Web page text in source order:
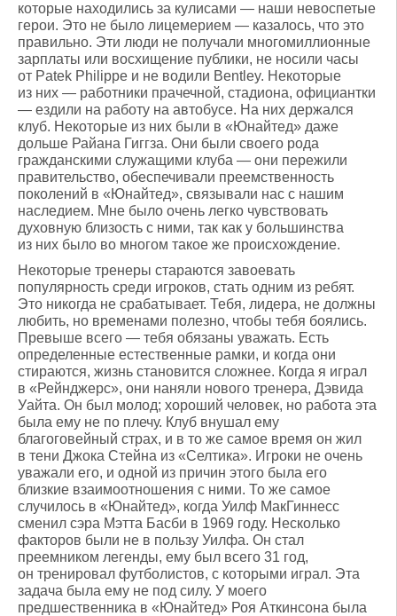
которые находились за кулисами — наши невоспетые
герои. Это не было лицемерием — казалось, что это
правильно. Эти люди не получали многомиллионные
зарплаты или восхищение публики, не носили часы
от Patek Philippe и не водили Bentley. Некоторые
из них — работники прачечной, стадиона, официантки
— ездили на работу на автобусе. На них держался
клуб. Некоторые из них были в «Юнайтед» даже
дольше Райана Гиггза. Они были своего рода
гражданскими служащими клуба — они пережили
правительство, обеспечивали преемственность
поколений в «Юнайтед», связывали нас с нашим
наследием. Мне было очень легко чувствовать
духовную близость с ними, так как у большинства
из них было во многом такое же происхождение.
Некоторые тренеры стараются завоевать
популярность среди игроков, стать одним из ребят.
Это никогда не срабатывает. Тебя, лидера, не должны
любить, но временами полезно, чтобы тебя боялись.
Превыше всего — тебя обязаны уважать. Есть
определенные естественные рамки, и когда они
стираются, жизнь становится сложнее. Когда я играл
в «Рейнджерс», они наняли нового тренера, Дэвида
Уайта. Он был молод; хороший человек, но работа эта
была ему не по плечу. Клуб внушал ему
благоговейный страх, и в то же самое время он жил
в тени Джока Стейна из «Селтика». Игроки не очень
уважали его, и одной из причин этого была его
близкие взаимоотношения с ними. То же самое
случилось в «Юнайтед», когда Уилф МакГиннесс
сменил сэра Мэтта Басби в 1969 году. Несколько
факторов были не в пользу Уилфа. Он стал
преемником легенды, ему был всего 31 год,
он тренировал футболистов, с которыми играл. Эта
задача была ему не под силу. У моего
предшественника в «Юнайтед» Роя Аткинсона была